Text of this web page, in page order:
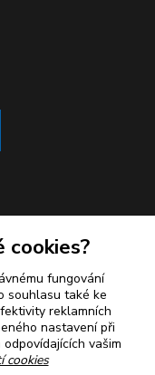
cookies?
fungování
souhlasu také ke
reklamních
nastavení při
vašim
cookies